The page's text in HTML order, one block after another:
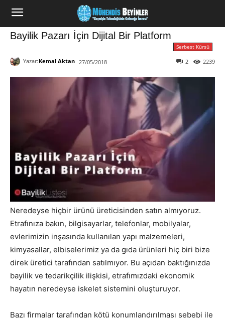
Bayilik Pazarı İçin Dijital Bir Platform
Serbest Kürsü
Yazar: Kemal Aktan 27/05/2018 2239
2
Neredeyse hiçbir ürünü üreticisinden satın almıyoruz.
Etrafınıza bakın, bilgisayarlar, telefonlar, mobilyalar,
evlerimizin inşasında kullanılan yapı malzemeleri,
kimyasallar, elbiselerimiz ya da gıda ürünleri hiç biri bize
direk üretici tarafından satılmıyor. Bu açıdan baktığınızda
bayilik ve tedarikçilik ilişkisi, etrafımızdaki ekonomik
hayatın neredeyse iskelet sistemini oluşturuyor.
Bazı firmalar tarafından kötü konumlandırılması sebebi ile